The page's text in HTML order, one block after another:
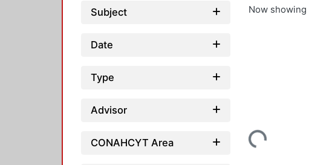
Subject
Date
Type
Advisor
CONAHCYT Area
Now showing
Loading...